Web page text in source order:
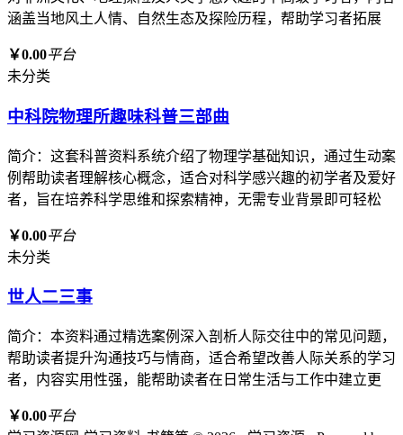
涵盖当地风土人情、自然生态及探险历程，帮助学习者拓展
￥0.00平台
未分类
中科院物理所趣味科普三部曲
简介：这套科普资料系统介绍了物理学基础知识，通过生动案
例帮助读者理解核心概念，适合对科学感兴趣的初学者及爱好
者，旨在培养科学思维和探索精神，无需专业背景即可轻松
￥0.00平台
未分类
世人二三事
简介：本资料通过精选案例深入剖析人际交往中的常见问题，
帮助读者提升沟通技巧与情商，适合希望改善人际关系的学习
者，内容实用性强，能帮助读者在日常生活与工作中建立更
￥0.00平台